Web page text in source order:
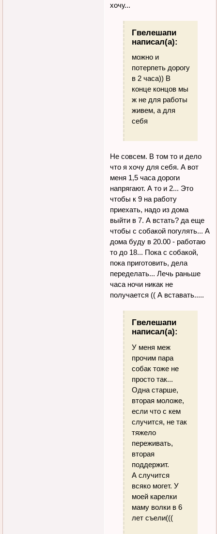
хочу...
Гвелешапи
написал(а):
можно и
потерпеть дорогу
в 2 часа)) В
конце концов мы
ж не для работы
живем, а для
себя
Не совсем. В том то и дело
что я хочу для себя. А вот
меня 1,5 часа дороги
напрягают. А то и 2... Это
чтобы к 9 на работу
приехать, надо из дома
выйти в 7. А встать? да еще
чтобы с собакой погулять... А
дома буду в 20.00 - работаю
то до 18... Пока с собакой,
пока приготовить, дела
переделать... Лечь раньше
часа ночи никак не
получается (( А вставать.....
Гвелешапи
написал(а):
У меня меж
прочим пара
собак тоже не
просто так...
Одна старше,
вторая моложе,
если что с кем
случится, не так
тяжело
переживать,
вторая
поддержит.
А случится
всяко могет. У
моей карелки
маму волки в 6
лет съели(((